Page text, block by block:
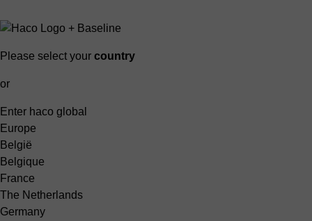
Please select your country
or
Enter haco global
Europe
België
Belgique
France
The Netherlands
Germany